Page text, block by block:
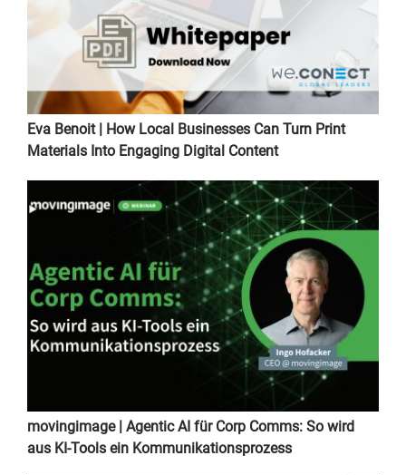
Eva Benoit | How Local Businesses Can Turn Print
Materials Into Engaging Digital Content
movingimage | Agentic AI für Corp Comms: So wird
aus KI-Tools ein Kommunikationsprozess